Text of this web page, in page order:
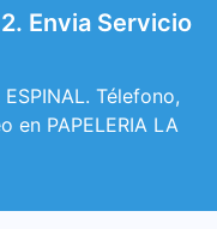
2. Envia Servicio
Télefono,
en PAPELERIA LA